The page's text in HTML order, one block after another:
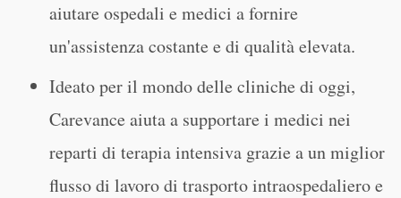
aiutare ospedali e medici a fornire
un'assistenza costante e di qualità elevata.
Ideato per il mondo delle cliniche di oggi,
Carevance aiuta a supportare i medici nei
reparti di terapia intensiva grazie a un miglior
flusso di lavoro di trasporto intraospedaliero e